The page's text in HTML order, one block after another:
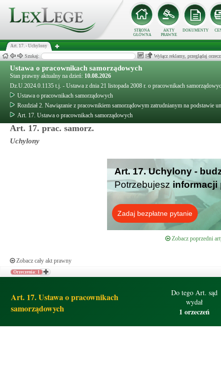
STRONA
GŁÓWNA
AKTY
PRAWNE
DOKUMENTY
Art. 17. - Uchylony
Szukaj: Wyłącz reklamy, przeglądaj
Ustawa o pracownikach samorządowych
Stan prawny aktualny na dzień: 10.08.2026
Dz.U.2024.0.1135 t.j. - Ustawa z dnia 21 listopada 2008 r. o pracownikach
Ustawa o pracownikach samorządowych
Rozdział 2. Nawiązanie z pracownikiem samorządowym zatrudnianym na podstawie
Art. 17. Ustawa o pracownikach samorządowych
Art. 17. prac. samorz.
Uchylony
Art. 17. Uchylony -
Potrzebujesz informacji
Zadaj bezpłatne pytanie
Zobacz poprzedni
Zobacz cały akt prawny
Orzeczenia: 1
Art. 17. Ustawa o pracownikach
samorządowych
Do tego Art. sąd
wydał
1 orzeczeń